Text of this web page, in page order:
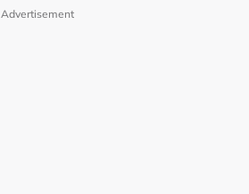
Advertisement